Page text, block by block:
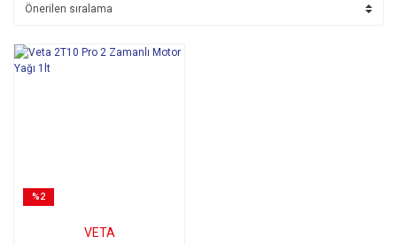
%2
VETA